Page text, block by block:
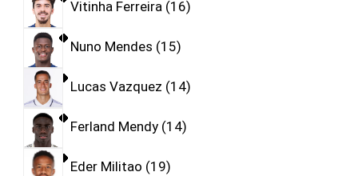
Vitinha Ferreira 16
Nuno Mendes 15
Lucas Vazquez 14
Ferland Mendy 14
Eder Militao 19